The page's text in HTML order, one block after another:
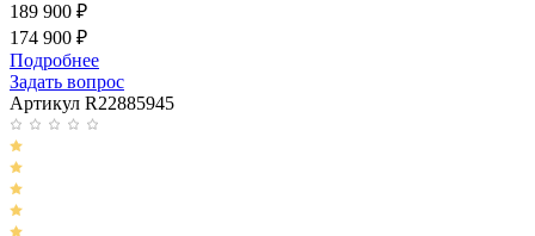
189 900 ₽
174 900 ₽
Подробнее
Задать вопрос
Артикул R22885945